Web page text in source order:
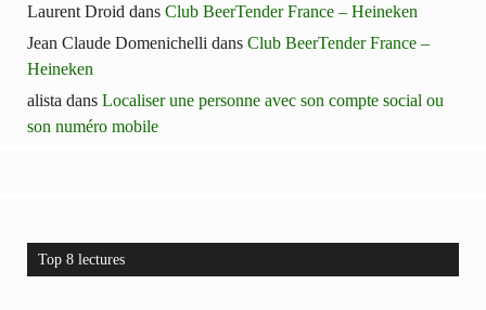
Laurent Droid dans Club BeerTender France – Heineken
Jean Claude Domenichelli dans Club BeerTender France –
Heineken
alista dans Localiser une personne avec son compte social ou
son numéro mobile
Top 8 lectures